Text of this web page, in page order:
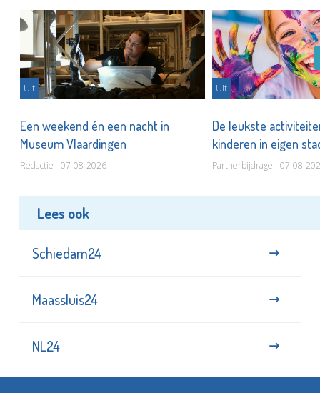
Uit
Een weekend én een nacht in
Museum Vlaardingen
Redactie - 07-08-2026
Uit
De leukste
kinderen in eigen
Partnerbijdrage - 07-08-
Lees ook
Schiedam24
Maassluis24
NL24